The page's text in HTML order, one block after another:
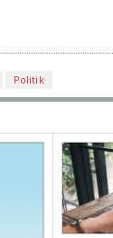
Politik